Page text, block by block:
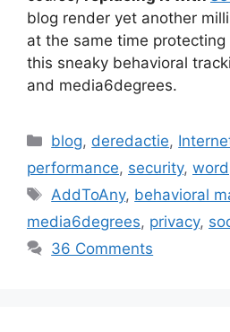
blog render yet another
at the same time
this sneaky behavioral
and media6degrees.
Categories
blog, deredactie,
performance, security,
Tags
AddToAny, behavioral
media6degrees, privacy,
36 Comments